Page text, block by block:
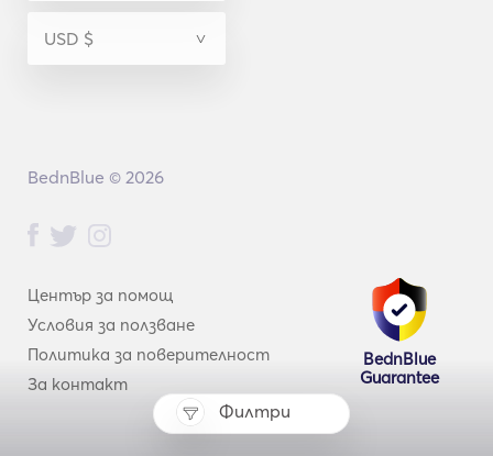
Филтри
Център за помощ
Условия за ползване
Политика за поверителност
За контакт
BednBlue
Guarantee
BednBlue © 2026